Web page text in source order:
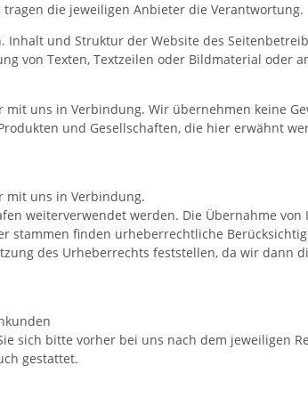
die jeweiligen Anbieter die Verantwortung.
und Struktur der Website des
von Texten, Textzeilen oder Bildmaterial oder
uns in Verbindung. Wir übernehmen keine
und Gesellschaften, die hier erwähnt
mit uns in Verbindung.
weiterverwendet werden. Die Übernahme
stammen finden urheberrechtliche
des Urheberrechts feststellen, da wir dann
sich bitte vorher bei uns nach dem jeweiligen
gestattet.